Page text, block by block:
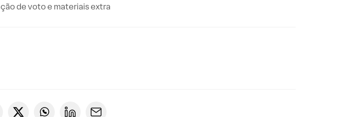
de voto e materiais extra